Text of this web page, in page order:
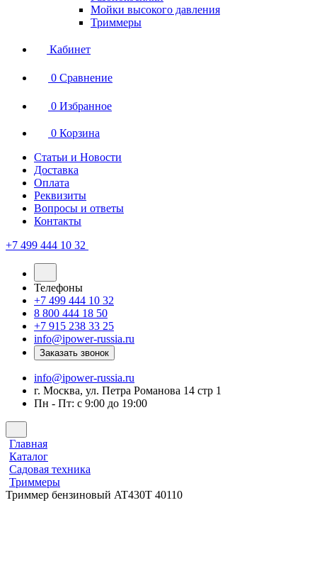
Мойки высокого давления
Триммеры
Кабинет
0 Сравнение
0 Избранное
0 Корзина
Статьи и Новости
Доставка
Оплата
Реквизиты
Вопросы и ответы
Контакты
+7 499 444 10 32
Телефоны
+7 499 444 10 32
8 800 444 18 50
+7 915 238 33 25
info@ipower-russia.ru
Заказать звонок
info@ipower-russia.ru
г. Москва, ул. Петра Романова 14 стр 1
Пн - Пт: с 9:00 до 19:00
Главная
Каталог
Садовая техника
Триммеры
Триммер бензиновый AT430T 40110